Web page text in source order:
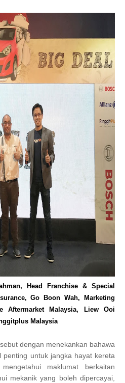
Head Franchise & Special
Go Boon Wah, Marketing
Aftermarket Malaysia, Liew Ooi
Malaysia
dengan menekankan bahawa
penting untuk jangka hayat kereta
maklumat berkaitan
mekanik yang boleh dipercayai,